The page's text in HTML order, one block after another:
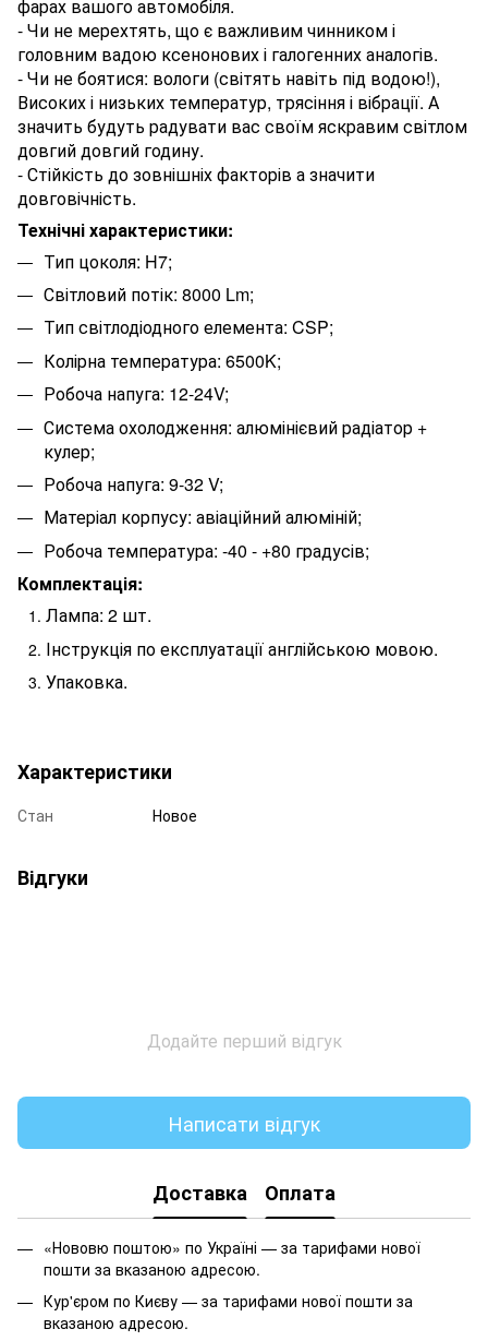
фарах вашого автомобіля.
- Чи не мерехтять, що є важливим чинником і
головним вадою ксенонових і галогенних аналогів.
- Чи не боятися: вологи (світять навіть під водою!),
Високих і низьких температур, трясіння і вібрації. А
значить будуть радувати вас своїм яскравим світлом
довгий довгий годину.
- Стійкість до зовнішніх факторів а значити
довговічність.
Технічні характеристики:
Тип цоколя: H7;
Світловий потік: 8000 Lm;
Тип світлодіодного елемента: CSP;
Колірна температура: 6500K;
Робоча напуга: 12-24V;
Система охолодження: алюмінієвий радіатор +
кулер;
Робоча напуга: 9-32 V;
Матеріал корпусу: авіаційний алюміній;
Робоча температура: -40 - +80 градусів;
Комплектація:
Лампа: 2 шт.
Інструкція по експлуатації англійською мовою.
Упаковка.
Характеристики
Стан Новое
Відгуки
Додайте перший відгук
Написати відгук
Доставка Оплата
«Нововю поштою» по Україні — за тарифами нової
пошти за вказаною адресою.
Кур'єром по Києву — за тарифами нової пошти за
вказаною адресою.